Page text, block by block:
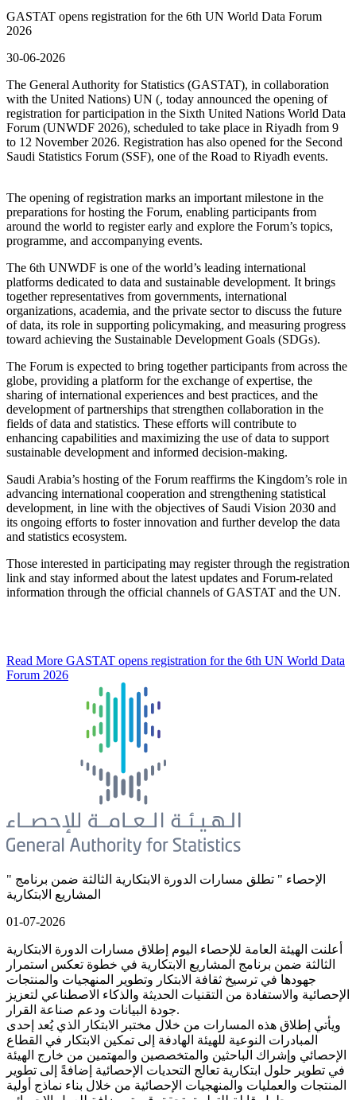
GASTAT opens registration for the 6th UN World Data Forum
2026
30-06-2026
The General Authority for Statistics (GASTAT), in collaboration
with the United Nations) UN (, today announced the opening of
registration for participation in the Sixth United Nations World Data
Forum (UNWDF 2026), scheduled to take place in Riyadh from 9
to 12 November 2026. Registration has also opened for the Second
Saudi Statistics Forum (SSF), one of the Road to Riyadh events.
The opening of registration marks an important milestone in the
preparations for hosting the Forum, enabling participants from
around the world to register early and explore the Forum’s topics,
programme, and accompanying events.
The 6th UNWDF is one of the world’s leading international
platforms dedicated to data and sustainable development. It brings
together representatives from governments, international
organizations, academia, and the private sector to discuss the future
of data, its role in supporting policymaking, and measuring progress
toward achieving the Sustainable Development Goals (SDGs).
The Forum is expected to bring together participants from across the
globe, providing a platform for the exchange of expertise, the
sharing of international experiences and best practices, and the
development of partnerships that strengthen collaboration in the
fields of data and statistics. These efforts will contribute to
enhancing capabilities and maximizing the use of data to support
sustainable development and informed decision-making.
Saudi Arabia’s hosting of the Forum reaffirms the Kingdom’s role in
advancing international cooperation and strengthening statistical
development, in line with the objectives of Saudi Vision 2030 and
its ongoing efforts to foster innovation and further develop the data
and statistics ecosystem.
Those interested in participating may register through the registration
link and stay informed about the latest updates and Forum-related
information through the official channels of GASTAT and the UN.
Read More GASTAT opens registration for the 6th UN World Data
Forum 2026
" الإحصاء " تطلق مسارات الدورة الابتكارية الثالثة ضمن برنامج
المشاريع الابتكارية
01-07-2026
أعلنت الهيئة العامة للإحصاء اليوم إطلاق مسارات الدورة الابتكارية
الثالثة ضمن برنامج المشاريع الابتكارية في خطوة تعكس استمرار
جهودها في ترسيخ ثقافة الابتكار وتطوير المنهجيات والمنتجات
الإحصائية والاستفادة من التقنيات الحديثة والذكاء الاصطناعي لتعزيز
جودة البيانات ودعم صناعة القرار.
ويأتي إطلاق هذه المسارات من خلال مختبر الابتكار الذي يُعد إحدى
المبادرات النوعية للهيئة الهادفة إلى تمكين الابتكار في القطاع
الإحصائي وإشراك الباحثين والمتخصصين والمهتمين من خارج الهيئة
في تطوير حلول ابتكارية تعالج التحديات الإحصائية إضافةً إلى تطوير
المنتجات والعمليات والمنهجيات الإحصائية من خلال بناء نماذج أولية